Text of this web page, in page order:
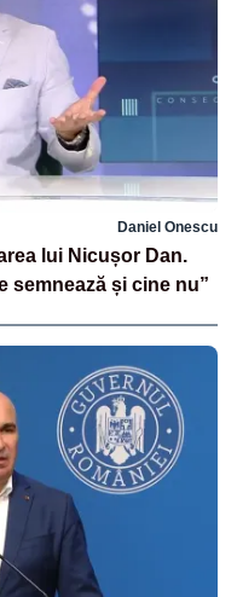
Daniel Onescu
lui Nicușor Dan.
semnează și cine nu”